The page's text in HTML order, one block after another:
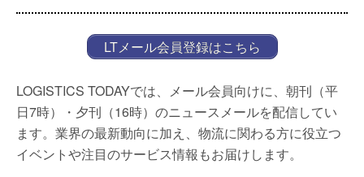
LTメール会員登録はこちら
LOGISTICS TODAYでは、メール会員向けに、朝刊（平
日7時）・夕刊（16時）のニュースメールを配信してい
ます。業界の最新動向に加え、物流に関わる方に役立つ
イベントや注目のサービス情報もお届けします。